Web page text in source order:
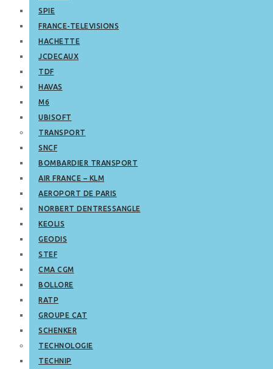
SPIE
FRANCE-TELEVISIONS
HACHETTE
JCDECAUX
TDF
HAVAS
M6
UBISOFT
TRANSPORT
SNCF
BOMBARDIER TRANSPORT
AIR FRANCE – KLM
AEROPORT DE PARIS
NORBERT DENTRESSANGLE
KEOLIS
GEODIS
STEF
CMA CGM
BOLLORE
RATP
GROUPE CAT
SCHENKER
TECHNOLOGIE
TECHNIP